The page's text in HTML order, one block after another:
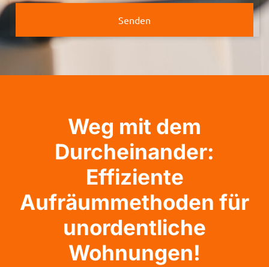
Senden
Weg mit dem
Durcheinander:
Effiziente
Aufräummethoden für
unordentliche
Wohnungen!